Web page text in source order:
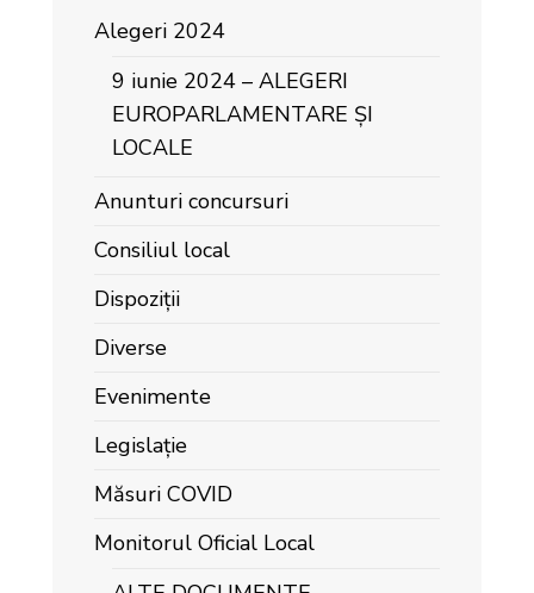
Alegeri 2024
9 iunie 2024 – ALEGERI
EUROPARLAMENTARE ȘI
LOCALE
Anunturi concursuri
Consiliul local
Dispoziții
Diverse
Evenimente
Legislație
Măsuri COVID
Monitorul Oficial Local